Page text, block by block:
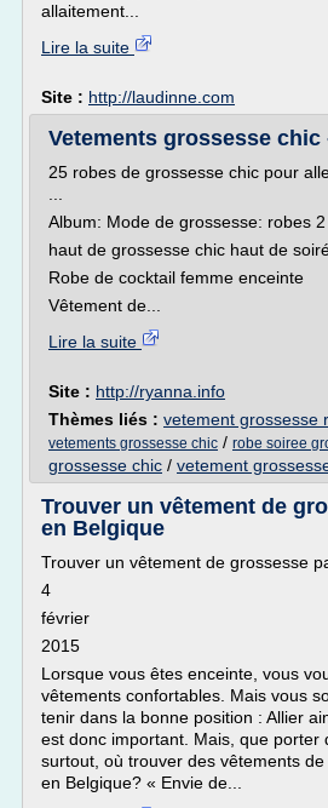
allaitement...
Lire la suite
Site : http://laudinne.com
Vetements grossesse
25 robes de grossesse chic pour
Album: Mode de grossesse: robes
haut de grossesse chic haut de
Robe de cocktail femme enceinte
Vêtement de...
Lire la suite
Site : http://ryanna.info
Thèmes liés : vetement grossesse
vetements grossesse chic / robe soiree
grossesse chic / vetement
Trouver un vêtement de
en Belgique
Trouver un vêtement de grossesse
4
février
2015
Lorsque vous êtes enceinte, vous
vêtements confortables. Mais vous
tenir dans la bonne position : Allier
est donc important. Mais, que porter
surtout, où trouver des vêtements
en Belgique? « Envie de...